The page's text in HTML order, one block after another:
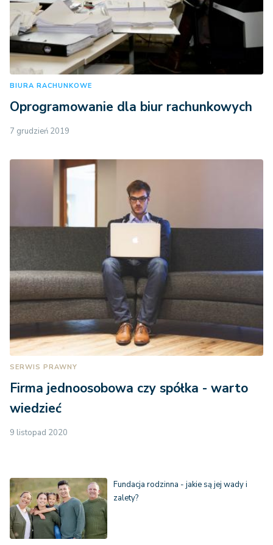
BIURA RACHUNKOWE
Oprogramowanie dla biur rachunkowych
7 grudzień 2019
SERWIS PRAWNY
Firma jednoosobowa czy spółka - warto
wiedzieć
9 listopad 2020
Fundacja rodzinna - jakie są jej wady i
zalety?